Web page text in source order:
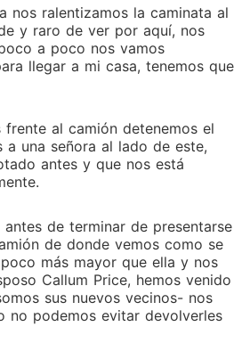
nos ralentizamos la caminata al
y raro de ver por aquí, nos
a poco nos vamos
llegar a mi casa, tenemos que
frente al camión detenemos el
a una señora al lado de este,
antes y que nos está
de terminar de presentarse
de donde vemos como se
más mayor que ella y nos
Callum Price, hemos venido
sus nuevos vecinos- nos
no podemos evitar devolverles